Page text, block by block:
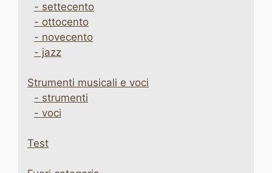
- settecento
- ottocento
- novecento
- jazz
Strumenti musicali e voci
- strumenti
- voci
Test